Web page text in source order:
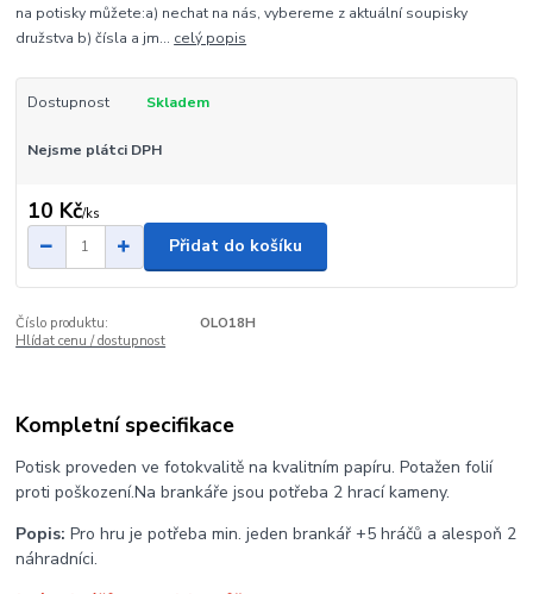
na potisky můžete:a) nechat na nás, vybereme z aktuální soupisky
družstva b) čísla a jm... celý popis
Dostupnost Skladem
Nejsme plátci DPH
10 Kč/ks
Přidat do košíku
Číslo produktu:
OLO18H
Hlídat cenu / dostupnost
Kompletní specifikace
Potisk proveden ve fotokvalitě na kvalitním papíru. Potažen folií
proti poškození.Na brankáře jsou potřeba 2 hrací kameny.
Popis: Pro hru je potřeba min. jeden brankář +5 hráčů a alespoň 2
náhradníci.